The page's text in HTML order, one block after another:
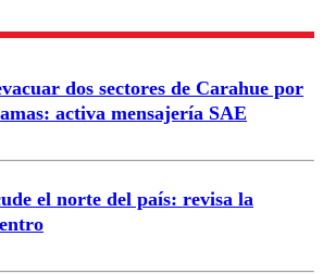
Enviar comentario
dos sectores de Carahue por
activa mensajería SAE
el norte del país: revisa la